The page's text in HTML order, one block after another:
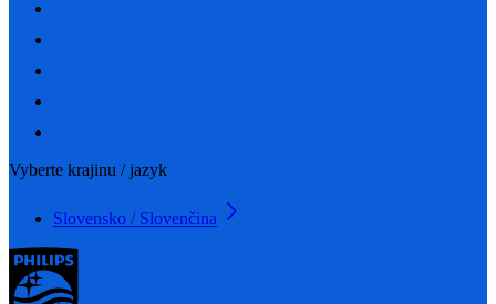
Vyberte krajinu / jazyk
Slovensko / Slovenčina